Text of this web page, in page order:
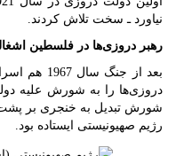
نیاورد ـ سخت تلاش کردند.
رهبر دروزی‌ها در فلسطین
بعد از جنگ
دروزی‌ها را به شورش علیه
شورش تبدیل به خنجری بر
رژیم صهیونیستی ایستاده بود.